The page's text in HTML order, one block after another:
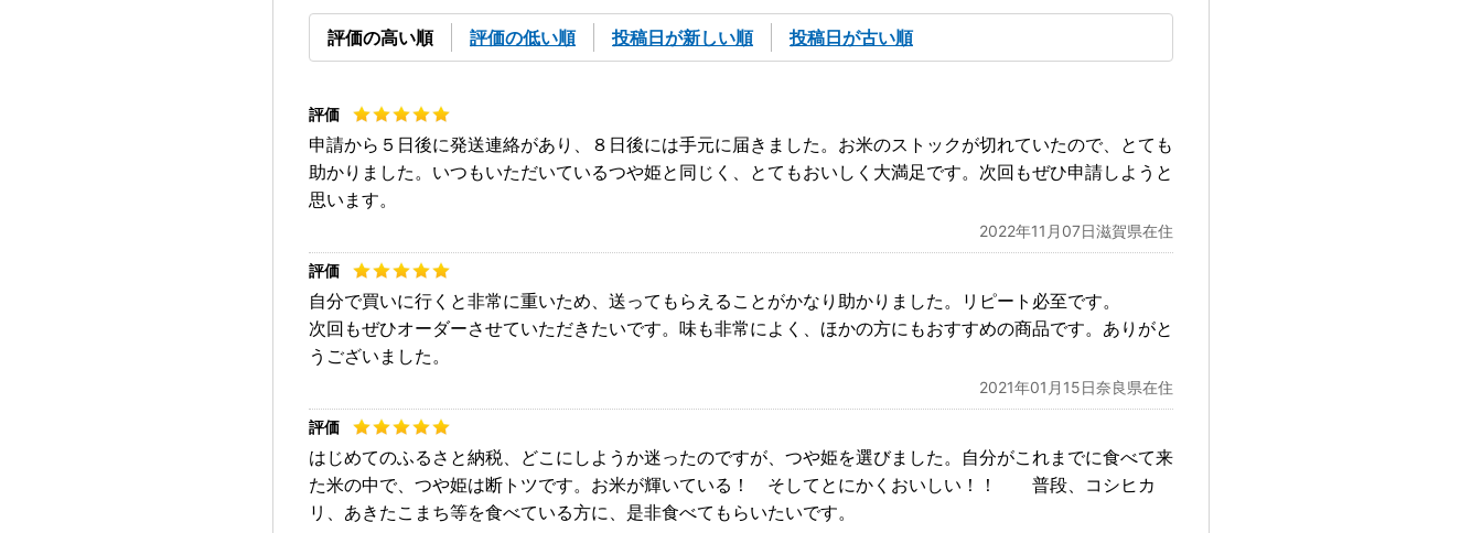
評価の高い順 評価の低い順 投稿日が新しい順 投稿日が古い順
申請から５日後に発送連絡があり、８日後には手元に届きました。お米のストックが切れていたので、とても
助かりました。いつもいただいているつや姫と同じく、とてもおいしく大満足です。次回もぜひ申請しようと
思います。
2022年11月07日滋賀県在住
自分で買いに行くと非常に重いため、送ってもらえることがかなり助かりました。リピート必至です。
次回もぜひオーダーさせていただきたいです。味も非常によく、ほかの方にもおすすめの商品です。ありがと
うございました。
2021年01月15日奈良県在住
はじめてのふるさと納税、どこにしようか迷ったのですが、つや姫を選びました。自分がこれまでに食べて来
た米の中で、つや姫は断トツです。お米が輝いている！ そしてとにかくおいしい！！ 普段、コシヒカ
リ、あきたこまち等を食べている方に、是非食べてもらいたいです。